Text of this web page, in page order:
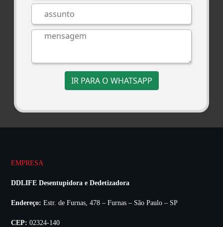
IR PARA O WHATSAPP
EMPRESA
DDLIFE Desentupidora e Dedetizadora
Endereço: Estr. de Furnas, 478 – Furnas – São Paulo – SP
CEP: 02324-140